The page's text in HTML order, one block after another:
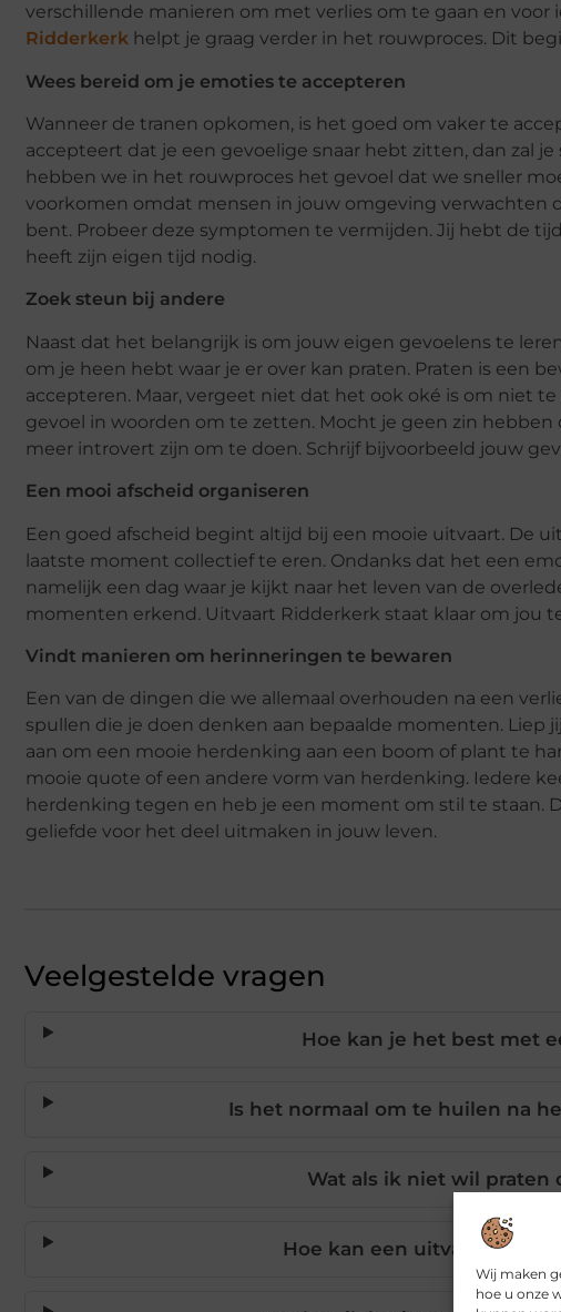
Wij maken
hoe u onze
verschillende manieren om met verlies om te gaan en voor
Ridderkerk helpt je graag verder in het rouwproces. Dit
Wees bereid om je emoties te accepteren
Wanneer de tranen opkomen, is het goed om vaker te
accepteert dat je een gevoelige snaar hebt zitten, dan zal
hebben we in het rouwproces het gevoel dat we sneller
voorkomen omdat mensen in jouw omgeving verwachten
bent. Probeer deze symptomen te vermijden. Jij hebt de
heeft zijn eigen tijd nodig.
Zoek steun bij andere
Naast dat het belangrijk is om jouw eigen gevoelens te
om je heen hebt waar je er over kan praten. Praten is een
accepteren. Maar, vergeet niet dat het ook oké is om niet
gevoel in woorden om te zetten. Mocht je geen zin
meer introvert zijn om te doen. Schrijf bijvoorbeeld jouw
Een mooi afscheid organiseren
Een goed afscheid begint altijd bij een mooie uitvaart. De
laatste moment collectief te eren. Ondanks dat het een
namelijk een dag waar je kijkt naar het leven van de
momenten erkend. Uitvaart Ridderkerk staat klaar om jou
Vindt manieren om herinneringen te bewaren
Een van de dingen die we allemaal overhouden na een
spullen die je doen denken aan bepaalde momenten. Liep
aan om een mooie herdenking aan een boom of plant te
mooie quote of een andere vorm van herdenking. Iedere
herdenking tegen en heb je een moment om stil te staan.
geliefde voor het deel uitmaken in jouw leven.
Veelgestelde vragen
Hoe kan je het best met
Is het normaal om te huilen na
Wat als ik niet wil praten
Hoe kan een uitvaart